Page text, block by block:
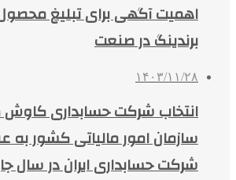
اهمیت آگهی برای تبلیغ
برندینگ در صنعت
۱۴۰۳/۱۱/۲۸
انتخاب شرکت حسابداری کاوش
سازمان امور مالیاتی کشور به
شرکت حسابداری ایران در سال